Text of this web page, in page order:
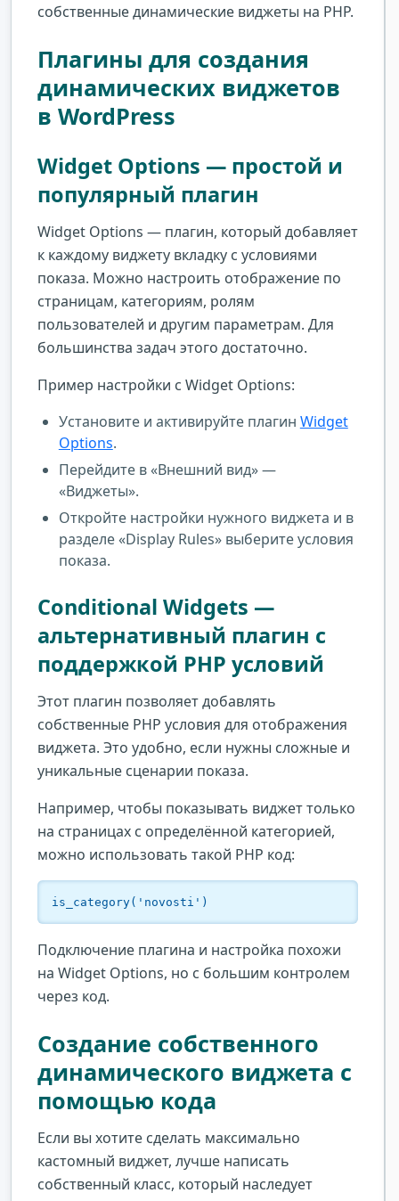
собственные динамические виджеты на PHP.
Плагины для создания
динамических виджетов
в WordPress
Widget Options — простой и
популярный плагин
Widget Options — плагин, который добавляет
к каждому виджету вкладку с условиями
показа. Можно настроить отображение по
страницам, категориям, ролям
пользователей и другим параметрам. Для
большинства задач этого достаточно.
Пример настройки с Widget Options:
Установите и активируйте плагин Widget
Options.
Перейдите в «Внешний вид» —
«Виджеты».
Откройте настройки нужного виджета и в
разделе «Display Rules» выберите условия
показа.
Conditional Widgets —
альтернативный плагин с
поддержкой PHP условий
Этот плагин позволяет добавлять
собственные PHP условия для отображения
виджета. Это удобно, если нужны сложные и
уникальные сценарии показа.
Например, чтобы показывать виджет только
на страницах с определённой категорией,
можно использовать такой PHP код:
is_category('novosti')
Подключение плагина и настройка похожи
на Widget Options, но с большим контролем
через код.
Создание собственного
динамического виджета с
помощью кода
Если вы хотите сделать максимально
кастомный виджет, лучше написать
собственный класс, который наследует